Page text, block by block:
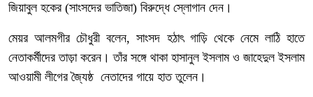
জিয়াবুল হকের (সাংসদের ভাতিজা) বিরুদ্ধে স্লোগান দেন।
মেয়র আলমগীর চৌধুরী বলেন, সাংসদ হঠাৎ গাড়ি থেকে নেমে লাঠি হাতে
নেতাকর্মীদের তাড়া করেন। তাঁর সঙ্গে থাকা হাসানুল ইসলাম ও জাহেদুল ইসলাম
আওয়ামী লীগের জ্যৈষ্ঠ নেতাদের গায়ে হাত তুলেন।